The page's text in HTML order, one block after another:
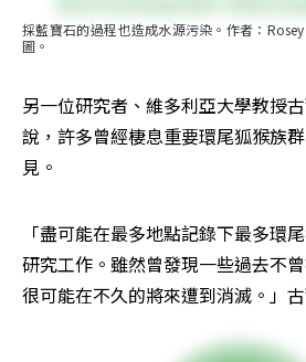
採藍寶石的過程也造成水源污染。作者：
圖。
另一位研究者、維多利亞大學教授
說，許多曾經棲息重要環尾狐猴族
見。
「盡可能在最多地點記錄下最多環
研究工作。雖然曾發現一些過去不
很可能在不久的將來遭到消滅。」